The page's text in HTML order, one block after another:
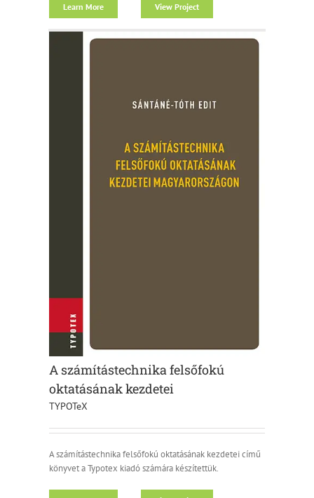
Learn More View Project
A számítástechnika felsőfokú
oktatásának kezdetei
TYPOTeX
A számítástechnika felsőfokú oktatásának kezdetei című
könyvet a Typotex kiadó számára készítettük.